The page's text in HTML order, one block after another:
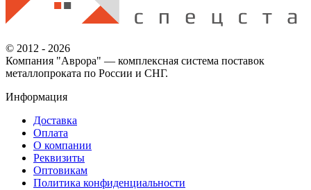
© 2012 - 2026
Компания "Аврора" — комплексная система поставок
металлопроката по России и СНГ.
Информация
Доставка
Оплата
О компании
Реквизиты
Оптовикам
Политика конфиденциальности